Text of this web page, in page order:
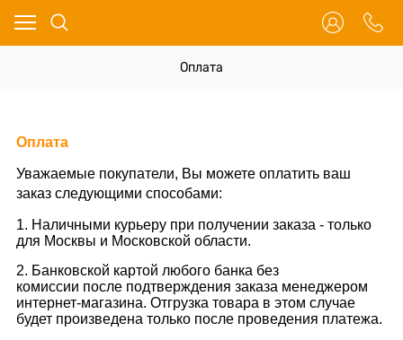
Оплата
Оплата
Уважаемые покупатели, Вы можете оплатить ваш
заказ следующими способами:
1. Наличными курьеру при получении заказа - только
для Москвы и Московской области.
2. Банковской картой любого банка без
комиссии после подтверждения заказа менеджером
интернет-магазина. Отгрузка товара в этом случае
будет произведена только после проведения платежа.